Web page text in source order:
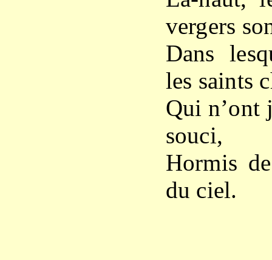
vergers
Dans
les saints
Qui n’ont
souci,
Hormis
du ciel.